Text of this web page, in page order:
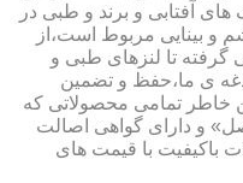
آفتابی و برند و طبی در
و بینایی مربوط است،از
گرفته تا لنزهای طبی و
ی ما،حفظ و تضمین
تمامی محصولاتی که
و دارای گواهی اصالت
باکیفیت با قیمت های